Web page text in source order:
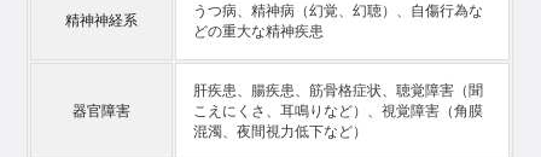
2. 利用者登録申請者が未成年の場合、法定代理人の同意を得て利用
者登録申請を行うものとします。未成年者の利用者が本サービスを
利用した場合、本サービスの利用について法定代理人の同意があっ
ービス利用状況に責任を負うものとします。また、本規約に同意し
た時点で未成年であった利用者が、成年に達した後に本サービスを
利用した場合、未成年であった間の利用行為を追認したものとみな
精神神経系
うつ病、精神病（幻覚、幻聴）、自傷行為な
どの重大な精神疾患
器官障害
肝疾患、腸疾患、筋骨格症状、聴覚障害（聞
こえにくさ、耳鳴りなど）、視覚障害（角膜
混濁、夜間視力低下など）